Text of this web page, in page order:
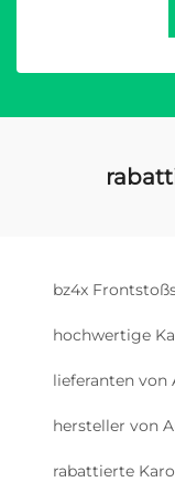
bz4x
hochwertige
lieferanten von
hersteller von
rabattierte